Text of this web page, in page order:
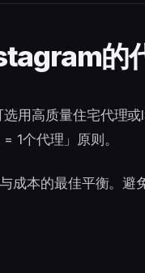
的
用高质量住宅代理
1个代理」原则。
成本的最佳平衡。